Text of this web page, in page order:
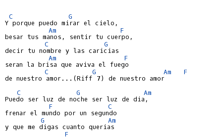
C
G
Y porque puedo mirar el cielo,
Am
F
besar tus manos, sentir tu cuerpo,
C
G
decir tu nombre y las caricias
Am
F
seran la brisa que aviva el fuego
C
G Am
F
de nuestro amor...(Riff 7) de nuestro amor
C
G
Am
Puedo ser luz de noche ser luz de dia,
F
C
frenar el mundo por un segundo
G
Am
y que me digas cuanto querias
F